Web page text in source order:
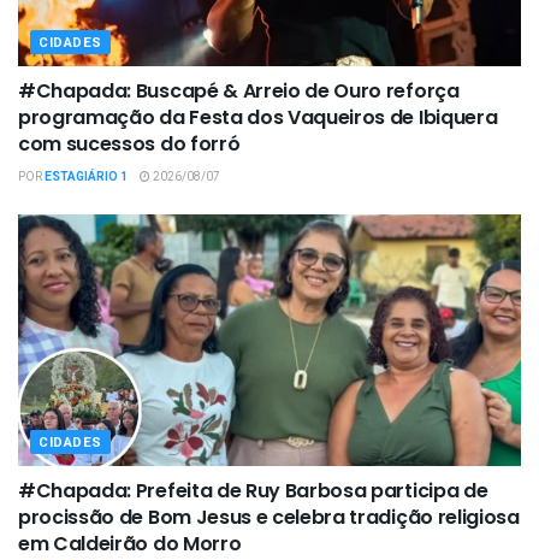
CIDADES
#Chapada: Buscapé & Arreio de Ouro reforça
programação da Festa dos Vaqueiros de Ibiquera
com sucessos do forró
PORESTAGIÁRIO 1 2026/08/07
CIDADES
#Chapada: Prefeita de Ruy Barbosa participa de
procissão de Bom Jesus e celebra tradição religiosa
em Caldeirão do Morro